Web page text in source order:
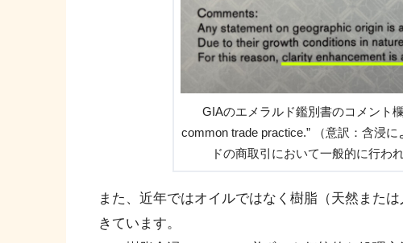
GIAのエメラルド鑑別書のコメント
common trade practice.” （意訳：含浸
ドの商取引において一般的に行わ
また、近年ではオイルではなく樹脂（天然また
きています。